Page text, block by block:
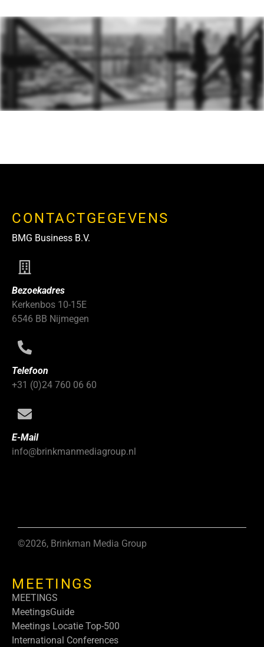
CONTACTGEGEVENS
BMG Business B.V.
Bezoekadres
Kerkenbos 10-15E
6546 BB Nijmegen
Telefoon
+31 (0)24 760 06 60
E-Mail
info@brinkmanmediagroup.nl
©2026, Brinkman Media Group
MEETINGS
MEETINGS
MeetingsGuide
Meetings Locatie Top-500
International Conferences